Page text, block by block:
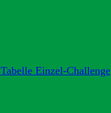
Tabelle Einzel-Challenge